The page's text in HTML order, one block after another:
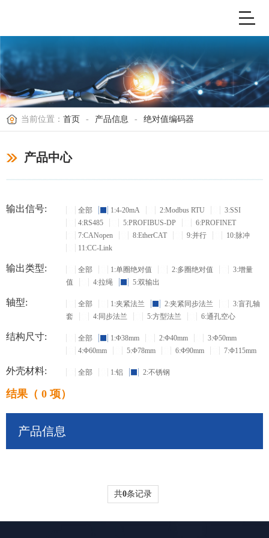
当前位置： 首页 - 产品信息 - 绝对值编码器
产品中心
输出信号: 全部 1:4-20mA 2:Modbus RTU
3:SSI
4:RS485
5:PROFIBUS-DP
6:PROFINET
7:CANopen
8:EtherCAT 9:并行
10:脉冲
11:CC-Link
输出类型: 全部 1:单圈绝对值 2:多圈绝对值
3:增量
值
4:拉绳 5:双输出
轴型: 全部 1:夹紧法兰 2:夹紧同步法兰
3:盲孔轴
套
4:同步法兰 5:方型法兰 6:通孔空心
结构尺寸: 全部 1:Φ38mm 2:Φ40mm
3:Φ50mm
4:Φ60mm
5:Φ78mm 6:Φ90mm 7:Φ115mm
外壳材料: 全部 1:铝 2:不锈钢
结果（ 0 项）
产品信息
共0条记录